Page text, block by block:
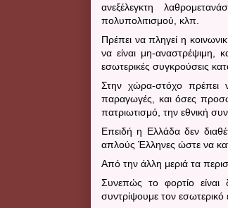
ανεξέλεγκτη
πολυπολιτισμού, κλπ.
Πρέπει να πληγεί η
να είναι μη-αναστρέψιμη,
εσωτερικές συγκρούσεις
Στην χώρα-στόχο πρέπει
παραγωγές, και όσες
πατριωτισμό, την εθνική
Επειδή η Ελλάδα δεν
απλούς Έλληνες ώστε να
Από την άλλη μεριά τα
Συνεπώς το φορτίο
συντρίψουμε τον εσωτερικό